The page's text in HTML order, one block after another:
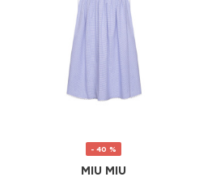
- 40 %
MIU MIU